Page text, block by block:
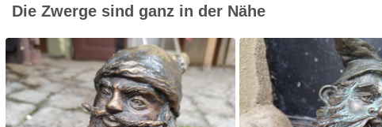
Die Zwerge sind ganz in der Nähe